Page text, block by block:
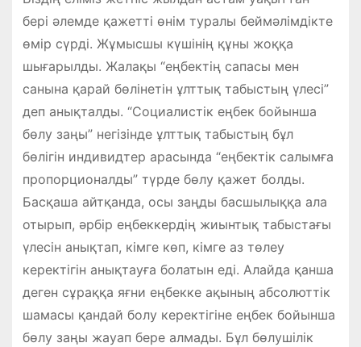
бері әлемде қажетті өнім туралы беймәлімдікте
өмір сүрді. Жұмысшы күшінің құны жоққа
шығарылды. Жалақы “еңбектің сапасы мен
санына қарай бөлінетін ұлттық табыстың үлесі”
деп анықталды. “Социалистік еңбек бойынша
бөлу заңы” негізінде ұлттық табыстың бұл
бөлігін индивидтер арасында “еңбектік салымға
пропорционалды” түрде бөлу қажет болды.
Басқаша айтқанда, осы заңды басшылыққа ала
отырып, әрбір еңбеккердің жиынтық табыстағы
үлесін анықтап, кімге көп, кімге аз төлеу
керектігін анықтауға болатын еді. Алайда қанша
деген сұраққа яғни еңбекке ақының абсолюттік
шамасы қандай болу керектігіне еңбек бойынша
бөлу заңы жауап бере алмады. Бұл бөлушілік